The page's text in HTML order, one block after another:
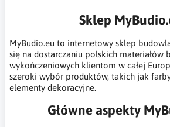
Sklep
MyBudio.eu to internetowy sklep
się na dostarczaniu polskich materiałów
wykończeniowych klientom w całej
szeroki wybór produktów, takich jak
elementy dekoracyjne.
Główne aspekty